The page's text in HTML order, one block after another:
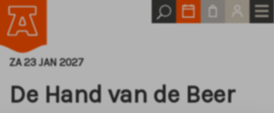
ZA 23 JAN 2027
De Hand van de Beer